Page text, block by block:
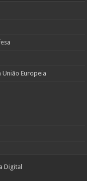
União Europeia
Digital